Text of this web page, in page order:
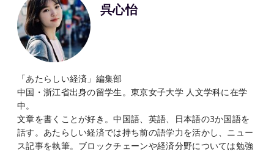
呉心怡
「あたらしい経済」編集部
中国・浙江省出身の留学生。東京女子大学 人文学科に在学
中。
文章を書くことが好き。中国語、英語、日本語の3か国語を
話す。あたらしい経済では持ち前の語学力を活かし、ニュー
ス記事を執筆。ブロックチェーンや経済分野については勉強